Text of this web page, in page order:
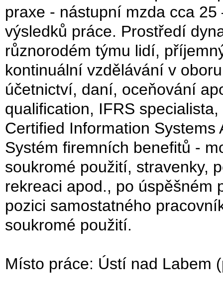
praxe - nástupní mzda cca
výsledků práce. Prostředí
různorodém týmu lidí,
kontinuální vzdělávání v
účetnictví, daní, oceňování
qualification, IFRS
Certified Information Systems
Systém firemních benefitů -
soukromé použití, stravenky,
rekreaci apod., po úspěšném
pozici samostatného
soukromé použití.
Místo práce: Ústí nad Labem